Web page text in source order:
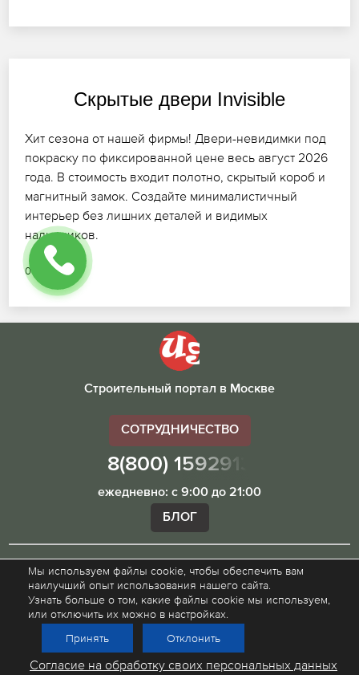
Скрытые двери Invisible
Хит сезона от нашей фирмы! Двери-невидимки под
покраску по фиксированной цене весь август 2026
года. В стоимость входит полотно, скрытый короб и
магнитный замок. Создайте минималистичный
интерьер без лишних деталей и видимых
наличников.
09.07.2026
Строительный портал в Москве
СОТРУДНИЧЕСТВО
8(800) 1592913
ежедневно: с 9:00 до 21:00
БЛОГ
Внимание! Наш сайт ugibddmo.ru, носит исключительно
информационный характер и не является публичной
офертой.
© 2015 - 2026 Политика конфиденциальности
Мы используем файлы cookie, чтобы обеспечить вам
наилучший опыт использования нашего сайта.
Узнать больше о том, какие файлы cookie мы используем,
или отключить их можно в настройках.
Принять
Отклонить
Согласие на обработку своих персональных данных